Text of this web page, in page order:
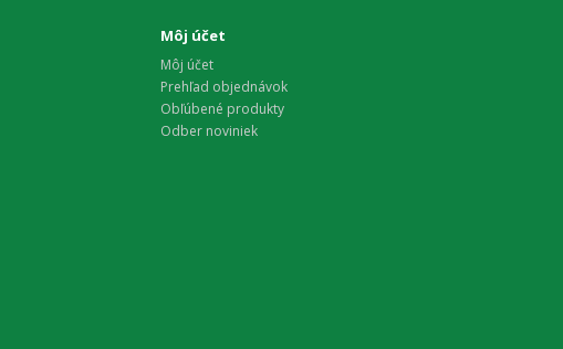
Môj účet
Môj účet
Prehľad objednávok
Obľúbené produkty
Odber noviniek